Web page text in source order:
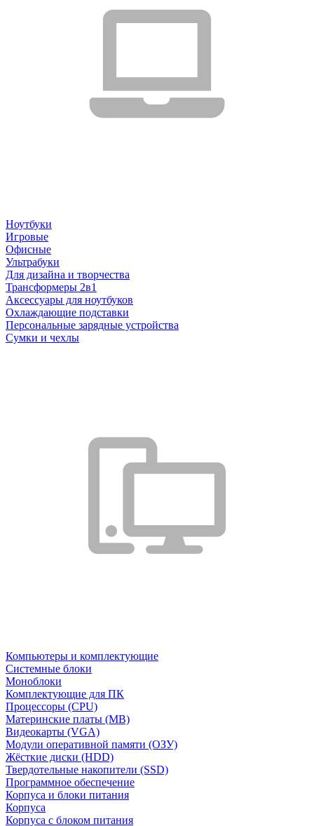
Ноутбуки
Игровые
Офисные
Ультрабуки
Для дизайна и творчества
Трансформеры 2в1
Аксессуары для ноутбуков
Охлаждающие подставки
Персональные зарядные устройства
Сумки и чехлы
Компьютеры и комплектующие
Системные блоки
Моноблоки
Комплектующие для ПК
Процессоры (CPU)
Материнские платы (MB)
Видеокарты (VGA)
Модули оперативной памяти (ОЗУ)
Жёсткие диски (HDD)
Твердотельные накопители (SSD)
Программное обеспечение
Корпуса и блоки питания
Корпуса
Корпуса с блоком питания